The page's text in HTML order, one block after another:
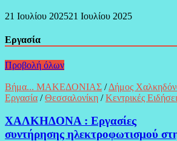
21 Ιουλίου 202521 Ιουλίου 2025
Εργασία
Προβολή όλων
Βήμα... ΜΑΚΕΔΟΝΙΑΣ /Δήμος
Εργασία /Θεσσαλονίκη /Κεντρικές
ΧΑΛΚΗΔΟΝΑ : Εργασίες
συντήρησης ηλεκτροφωτισμού